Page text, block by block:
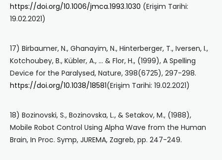
https://doi.org/10.1006/jmca.1993.1030 (Erişim Tarihi:
19.02.2021)
17) Birbaumer, N., Ghanayim, N., Hinterberger, T., Iversen, I.,
Kotchoubey, B., Kübler, A., … & Flor, H., (1999), A Spelling
Device for the Paralysed, Nature, 398(6725), 297-298.
https://doi.org/10.1038/18581(Erişim Tarihi: 19.02.2021)
18) Bozinovski, S., Bozinovska, L., & Setakov, M., (1988),
Mobile Robot Control Using Alpha Wave from the Human
Brain, In Proc. Symp, JUREMA, Zagreb, pp. 247-249.